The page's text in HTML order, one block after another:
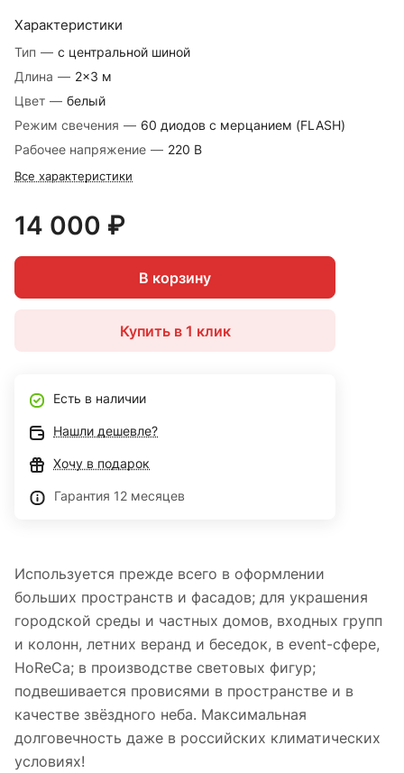
Характеристики
Тип — с центральной шиной
Длина — 2×3 м
Цвет — белый
Режим свечения — 60 диодов с мерцанием (FLASH)
Рабочее напряжение — 220 В
Все характеристики
14 000 ₽
В корзину
Купить в 1 клик
Есть в наличии
Нашли дешевле?
Хочу в подарок
Гарантия 12 месяцев
Используется прежде всего в оформлении
больших пространств и фасадов; для украшения
городской среды и частных домов, входных групп
и колонн, летних веранд и беседок, в event-сфере,
HoReCa; в производстве световых фигур;
подвешивается провисями в пространстве и в
качестве звёздного неба. Максимальная
долговечность даже в российских климатических
условиях!